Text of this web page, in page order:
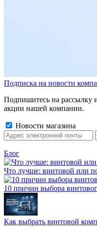
Подписка на новости
Подпишитесь на рассылку
акции нашей компании.
Новости магазина
Блог
Что лучше: винтовой или
10 причин выбора
Как выбрать винтовой